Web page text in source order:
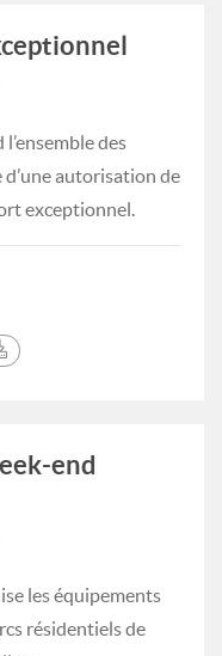
des
autorisation de
exceptionnel.
end
les équipements
résidentiels de